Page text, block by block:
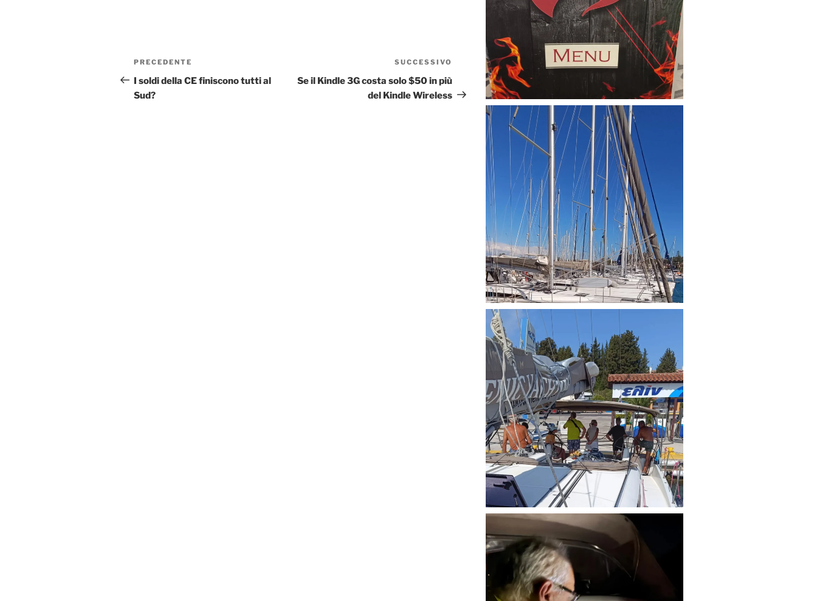
Navigazione
articoli
Articolo
precedente:
PRECEDENTE
I soldi della CE finiscono tutti al
Sud?
Articolo
successivo
SUCCESSIVO
Se il Kindle 3G costa solo $50 in più
del Kindle Wireless